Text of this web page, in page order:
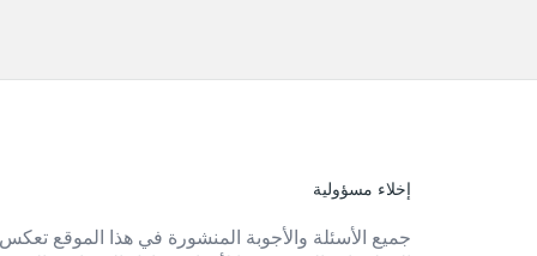
الفوترإخلاء مسؤولية
جميع الأسئلة والأجوبة المنشورة في هذا الموقع